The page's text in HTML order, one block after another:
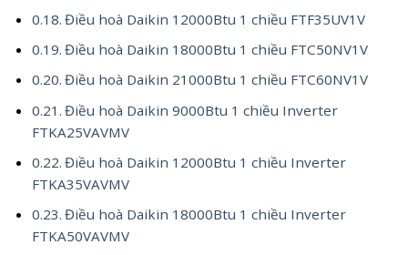
Điều hoà Daikin 12000Btu 1 chiều FTF35UV1V
Điều hoà Daikin 18000Btu 1 chiều FTC50NV1V
Điều hoà Daikin 21000Btu 1 chiều FTC60NV1V
Điều hoà Daikin 9000Btu 1 chiều Inverter
FTKA25VAVMV
Điều hoà Daikin 12000Btu 1 chiều Inverter
FTKA35VAVMV
Điều hoà Daikin 18000Btu 1 chiều Inverter
FTKA50VAVMV